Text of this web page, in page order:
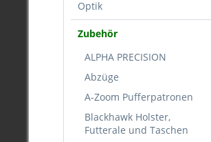
Optik
Zubehör
ALPHA PRECISION
Abzüge
A-Zoom Pufferpatronen
Blackhawk Holster,
Futterale und Taschen